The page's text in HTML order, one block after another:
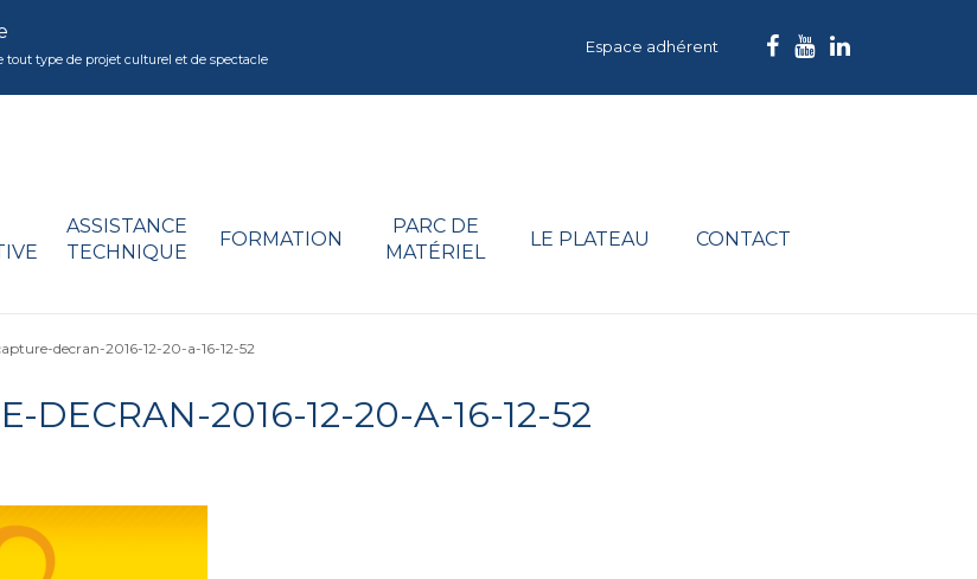
type de projet culturel et de spectacle
Espace adhérent
ASSISTANCE
TECHNIQUE
FORMATION
PARC DE
MATÉRIEL
LE PLATEAU CONTACT
decran-2016-12-20-a-16-12-52
DECRAN-2016-12-20-A-16-12-52